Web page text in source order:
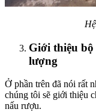
Giới thiệu
lượng
Ở phần trên đã nói rất
chúng tôi sẽ giới thiệu
nấu rượu.